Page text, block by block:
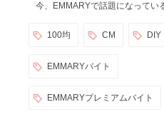
今、EMMARYで話題になってい
100均 CM DIY
EMMARYバイト
EMMARYプレミアムバイト